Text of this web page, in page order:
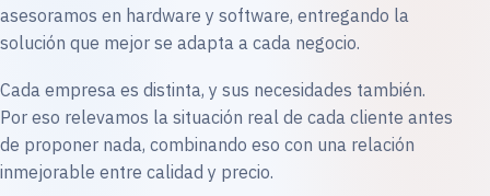
asesoramos en hardware y software, entregando la
solución que mejor se adapta a cada negocio.
Cada empresa es distinta, y sus necesidades también.
Por eso relevamos la situación real de cada cliente antes
de proponer nada, combinando eso con una relación
inmejorable entre calidad y precio.